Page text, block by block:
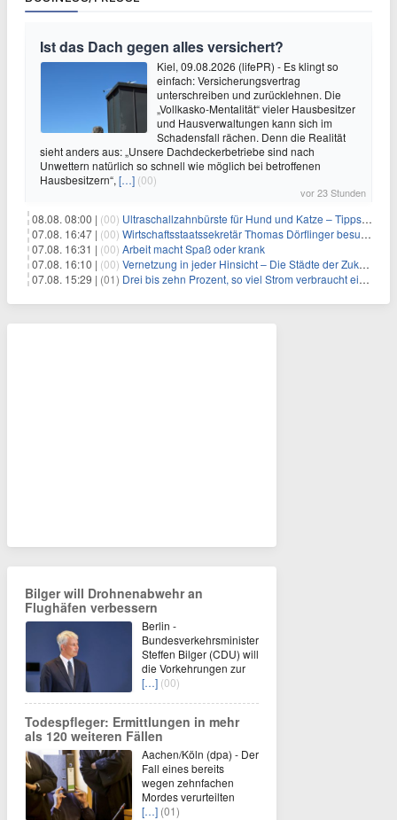
Ist das Dach gegen alles versichert?
Kiel, 09.08.2026 (lifePR) - Es klingt so
einfach: Versicherungsvertrag
unterschreiben und zurücklehnen. Die
„Vollkasko-Mentalität“ vieler Hausbesitzer
und Hausverwaltungen kann sich im
Schadensfall rächen. Denn die Realität
sieht anders aus: „Unsere Dachdeckerbetriebe sind nach
Unwettern natürlich so schnell wie möglich bei betroffenen
Hausbesitzern“, […] (00)
vor 23 Stunden
08.08. 08:00 | (00) Ultraschallzahnbürste für Hund und Katze – Tipps zur erfolgreichen Eingewöhnung
07.08. 16:47 | (00) Wirtschaftsstaatssekretär Thomas Dörflinger besucht Handwerksbetrieb im Kammerbezirk Freiburg
07.08. 16:31 | (00) Arbeit macht Spaß oder krank
07.08. 16:10 | (00) Vernetzung in jeder Hinsicht – Die Städte der Zukunft sind grün-blau
07.08. 15:29 | (01) Drei bis zehn Prozent, so viel Strom verbraucht ein Aufzug im Gebäude
Bilger will Drohnenabwehr an
Flughäfen verbessern
Berlin -
Bundesverkehrsminister
Steffen Bilger (CDU) will
die Vorkehrungen zur
[…] (00)
Todespfleger: Ermittlungen in mehr
als 120 weiteren Fällen
Aachen/Köln (dpa) - Der
Fall eines bereits
wegen zehnfachen
Mordes verurteilten
[…] (01)